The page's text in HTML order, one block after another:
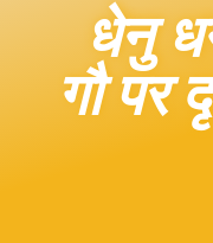
धेनु
गौ पर